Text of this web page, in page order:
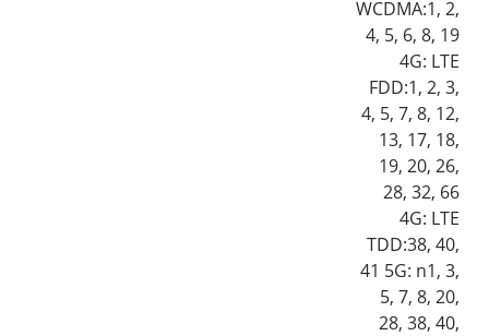
WCDMA:1, 2,
4, 5, 6, 8, 19
4G: LTE
FDD:1, 2, 3,
4, 5, 7, 8, 12,
13, 17, 18,
19, 20, 26,
28, 32, 66
4G: LTE
TDD:38, 40,
41 5G: n1, 3,
5, 7, 8, 20,
28, 38, 40,